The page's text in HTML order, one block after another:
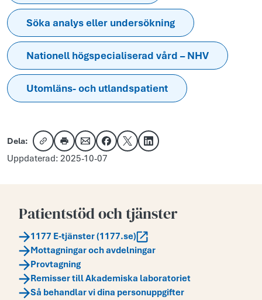
Söka analys eller undersökning
Nationell högspecialiserad vård – NHV
Utomläns- och utlandspatient
Dela:
Kopiera länk
Skriv utDela via e-post
Dela på Facebook
Dela på XDela på LinkedIn
Uppdaterad: 2025-10-07
Patientstöd och tjänster
1177 E-tjänster (1177.se)
Mottagningar och avdelningar
Provtagning
Remisser till Akademiska laboratoriet
Så behandlar vi dina personuppgifter